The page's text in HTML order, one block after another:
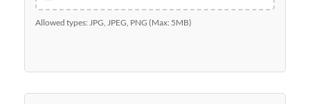
Allowed types: JPG, JPEG, PNG (Max: 5MB)